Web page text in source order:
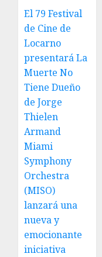
El 79 Festival
de Cine de
Locarno
presentará La
Muerte No
Tiene Dueño
de Jorge
Thielen
Armand
Miami
Symphony
Orchestra
(MISO)
lanzará una
nueva y
emocionante
iniciativa